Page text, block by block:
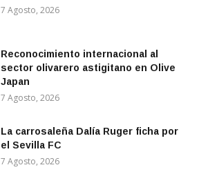
7 Agosto, 2026
Reconocimiento internacional al
sector olivarero astigitano en Olive
Japan
7 Agosto, 2026
La carrosaleña Dalía Ruger ficha por
el Sevilla FC
7 Agosto, 2026